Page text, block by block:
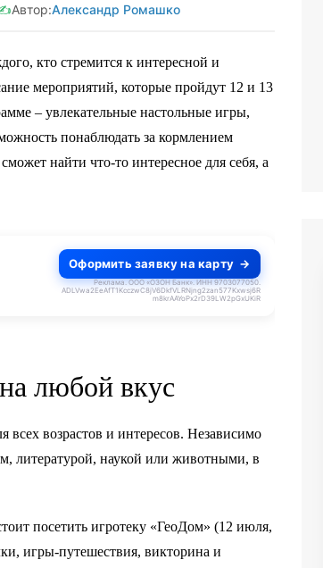
Автор:Александр Ромашко
кто стремится к интересной и
мероприятий, которые пройдут 12 и 13
– увлекательные настольные игры,
понаблюдать за кормлением
найти что-то интересное для себя, а
Оформить заявку на карту
Реклама. ООО «ОЗОН Банк». ИНН 9703077050.
ADLVwa2EeAfT1KcczwC8jV6DkfVLRNjng2zan577Kxwsj6R
m8krAAYoPx2rD39LW2pGxUKiR
любой вкус
возрастов и интересов. Независимо
литературой, наукой или животными, в
посетить игротеку «ГеоДом» (12 июля,
игры-путешествия, викторина и